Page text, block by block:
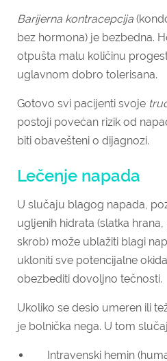
Barijerna kontracepcija
bez hormona) je bezbedna.
otpušta malu količinu
uglavnom dobro tolerisana.
Gotovo svi pacijenti svoje
postoji povećan rizik od
biti obavešteni o dijagnozi.
Lečenje napada
U slučaju blagog napada,
ugljenih hidrata (slatka
skrob) može ublažiti blagi
ukloniti sve potencijalne
obezbediti dovoljno tečnosti.
Ukoliko se desio umeren ili
je bolnička nega. U tom
Intravenski hemin